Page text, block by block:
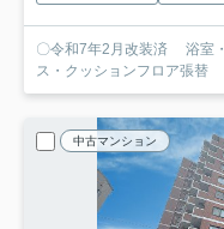
〇令和7年2月改装済 浴室
ス・クッションフロア張替
中古マンション